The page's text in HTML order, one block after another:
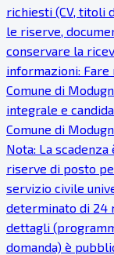
richiesti (CV, titoli
le riserve,
conservare la
informazioni:
Comune di
integrale e
Comune di
Nota: La
riserve di posto
servizio civile
determinato di 24
dettagli
domanda) è